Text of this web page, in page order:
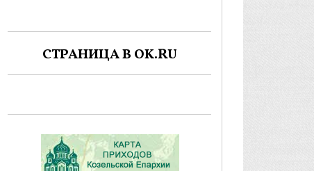
СТРАНИЦА В OK.RU